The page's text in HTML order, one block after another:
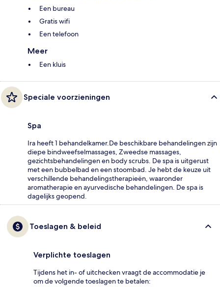
Een bureau
Gratis wifi
Een telefoon
Meer
Een kluis
Speciale voorzieningen
Spa
Ira heeft 1 behandelkamer.De beschikbare behandelingen zijn
diepe bindweefselmassages, Zweedse massages,
gezichtsbehandelingen en body scrubs. De spa is uitgerust
met een bubbelbad en een stoombad. Je hebt de keuze uit
verschillende behandelingstherapieën, waaronder
aromatherapie en ayurvedische behandelingen. De spa is
dagelijks geopend.
Toeslagen & beleid
Verplichte toeslagen
Tijdens het in- of uitchecken vraagt de accommodatie je
om de volgende toeslagen te betalen: